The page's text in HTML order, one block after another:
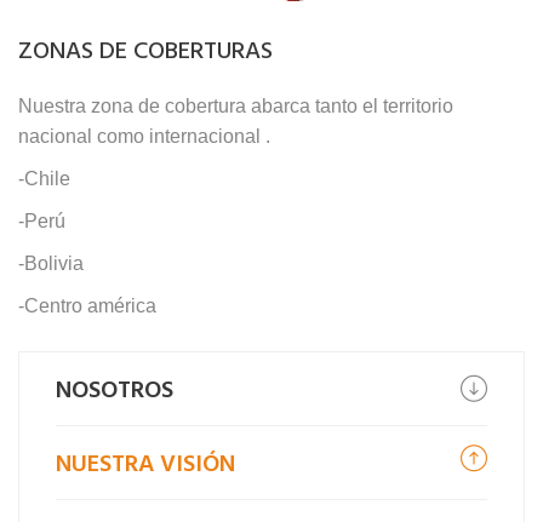
ZONAS DE COBERTURAS
Nuestra zona de cobertura abarca tanto el territorio
nacional como internacional .
-Chile
-Perú
-Bolivia
-Centro américa
NOSOTROS
NUESTRA VISIÓN